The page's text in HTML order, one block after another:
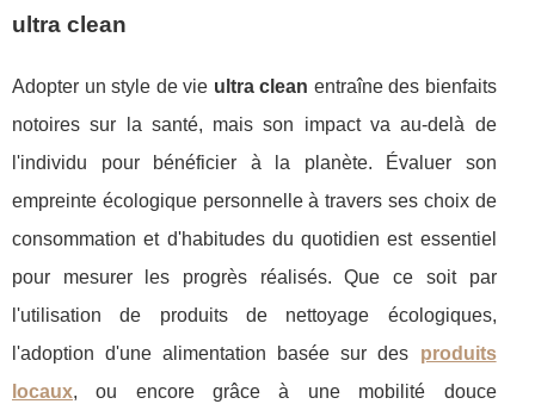
ultra clean
Adopter un style de vie ultra clean entraîne des bienfaits
notoires sur la santé, mais son impact va au-delà de
l'individu pour bénéficier à la planète. Évaluer son
empreinte écologique personnelle à travers ses choix de
consommation et d'habitudes du quotidien est essentiel
pour mesurer les progrès réalisés. Que ce soit par
l'utilisation de produits de nettoyage écologiques,
l'adoption d'une alimentation basée sur des produits
locaux, ou encore grâce à une mobilité douce